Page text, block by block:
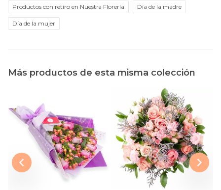
Productos con retiro en Nuestra Florería Día de la madre
Día de la mujer
Más productos de esta misma colección